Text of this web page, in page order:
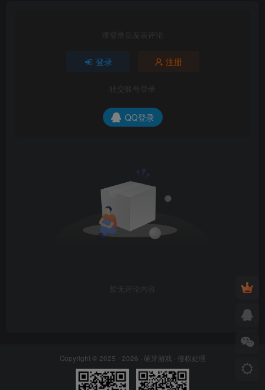
请登录后发表评论
登录 注册
社交账号登录
QQ登录
暂无评论内容
Copyright © 2025 - 2026 · 萌芽游戏 · 侵权处理